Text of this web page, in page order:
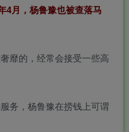
4月，杨鲁豫也被查落马
靡的，经常会接受一些高
务，杨鲁豫在捞钱上可谓